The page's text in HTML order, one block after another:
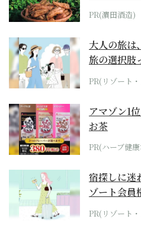
PR(濵田酒造)
大人の旅は
旅の選択肢
PR(リゾート
アマゾン1
お茶
PR(ハーブ健
宿探しに迷
ゾート会員
PR(リゾート